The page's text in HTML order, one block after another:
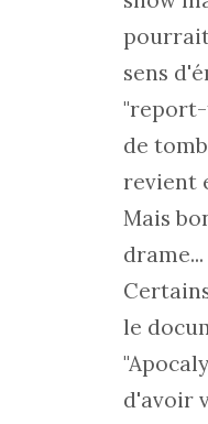
sens
"report-
de
revient
Mais
drame...
le
d'avoir